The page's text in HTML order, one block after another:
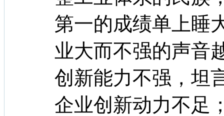
第一的成绩单上睡
业大而不强的声音
创新能力不强，坦
企业创新动力不足